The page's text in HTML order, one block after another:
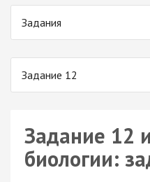
Задания
Задание 12
Задание 12
биологии: